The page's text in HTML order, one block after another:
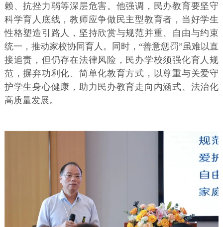
赖、抗挫力弱等深层危害。他强调，民办教育要坚守
科学育人底线，教师应争做民主型教育者，当好学生
性格塑造引路人，坚持欣赏与规范并重、自由与约束
统一，推动家校协同育人。同时，“善意惩罚”虽难以直
接追责，但仍存在法律风险，民办学校须强化育人规
范，摒弃功利化、简单化教育方式，以尊重与关爱守
护学生身心健康，助力民办教育走向内涵式、法治化
高质量发展。